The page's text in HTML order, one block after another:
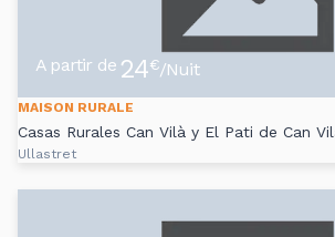
A partir de 24€/Nuit
MAISON RURALE
Casas Rurales Can Vilà y El Pati de Can
Ullastret